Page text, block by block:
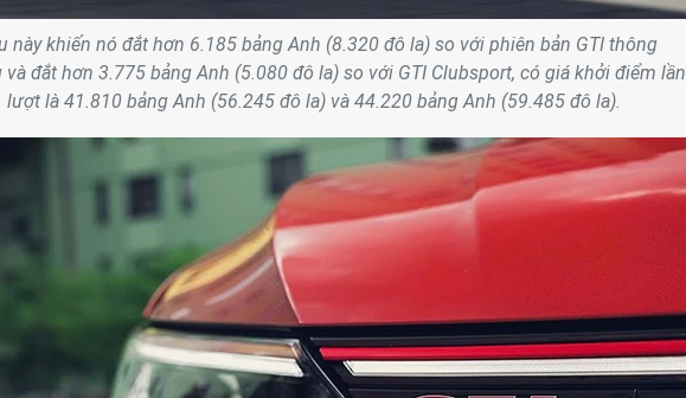
này khiến nó đắt hơn 6.185 bảng Anh (8.320 đô la) so với phiên bản GTI thông
đắt hơn 3.775 bảng Anh (5.080 đô la) so với GTI Clubsport, có giá khởi điểm lần
lượt là 41.810 bảng Anh (56.245 đô la) và 44.220 bảng Anh (59.485 đô la).